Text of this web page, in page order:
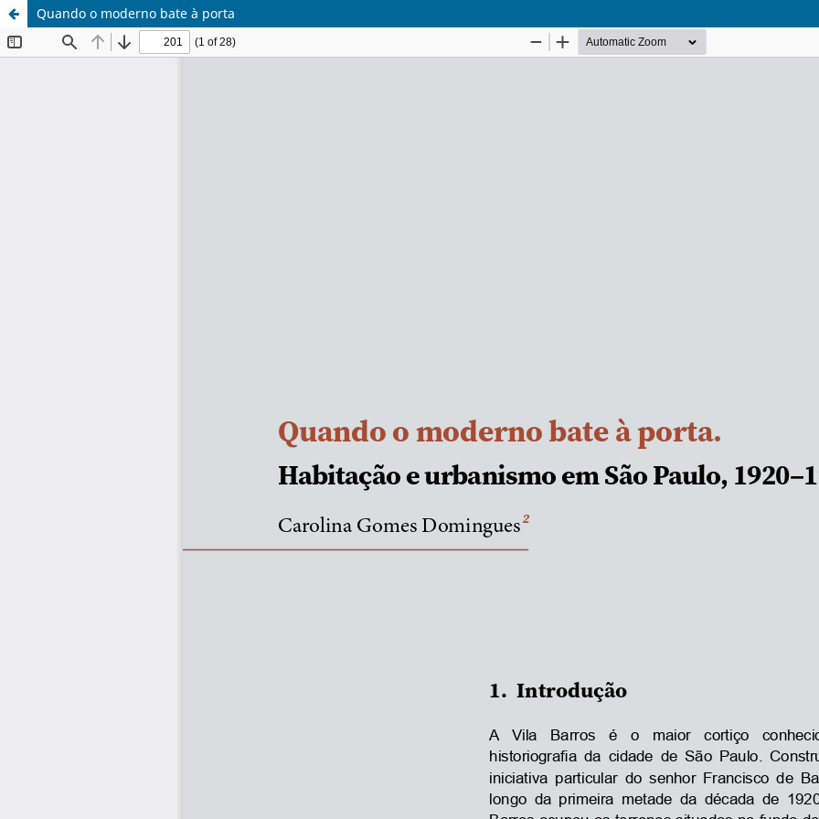
Quando o moderno bate à porta